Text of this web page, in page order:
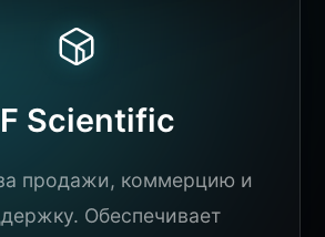
Scientific
продажи, коммерцию и
Обеспечивает